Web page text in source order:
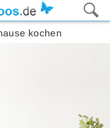
kochen